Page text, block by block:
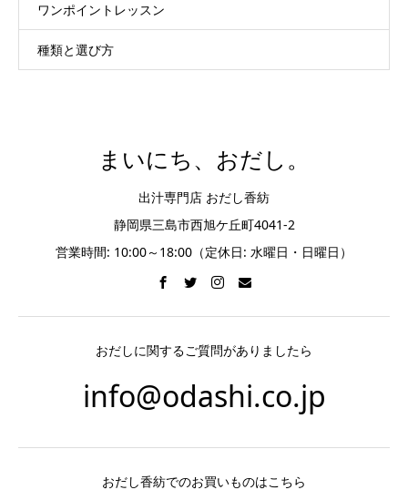
ワンポイントレッスン
種類と選び方
まいにち、おだし。
出汁専門店 おだし香紡
静岡県三島市西旭ケ丘町4041-2
営業時間: 10:00～18:00（定休日: 水曜日・日曜日）
おだしに関するご質問がありましたら
info@odashi.co.jp
おだし香紡でのお買いものはこちら